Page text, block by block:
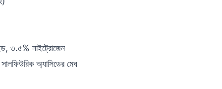
৩.৫% নাইট্রোজেন
অ্যাসিডের মেঘ